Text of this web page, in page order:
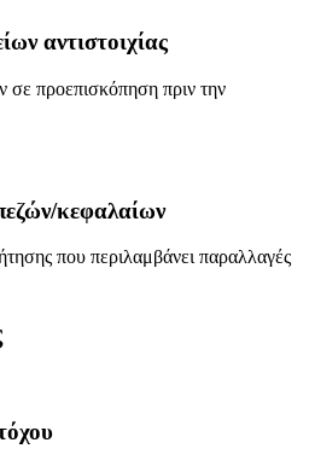
αντιστοιχίας
προεπισκόπηση πριν την
κεφαλαίων
που περιλαμβάνει παραλλαγές